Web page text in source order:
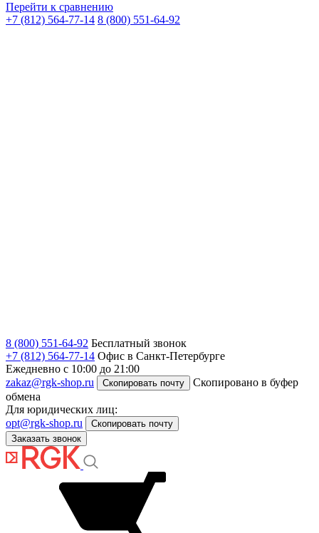
Перейти к сравнению
+7 (812) 564-77-14 8 (800) 551-64-92
8 (800) 551-64-92 Бесплатный звонок
+7 (812) 564-77-14 Офис в Санкт-Петербурге
Ежедневно с 10:00 до 21:00
zakaz@rgk-shop.ru
Скопировать почту
Скопировано в буфер
обмена
Для юридических лиц:
opt@rgk-shop.ru
Скопировать почту
Заказать звонок